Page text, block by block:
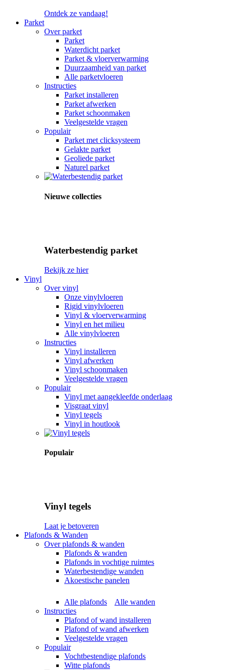
Ontdek ze vandaag!
Parket
Over parket
Parket
Waterdicht parket
Parket & vloerverwarming
Duurzaamheid van parket
Alle parketvloeren
Instructies
Parket installeren
Parket afwerken
Parket schoonmaken
Veelgestelde vragen
Populair
Parket met clicksysteem
Gelakte parket
Geoliede parket
Naturel parket
Nieuwe collecties
Waterbestendig parket
Bekijk ze hier
Vinyl
Over vinyl
Onze vinylvloeren
Rigid vinylvloeren
Vinyl & vloerverwarming
Vinyl en het milieu
Alle vinylvloeren
Instructies
Vinyl installeren
Vinyl afwerken
Vinyl schoonmaken
Veelgestelde vragen
Populair
Vinyl met aangekleefde onderlaag
Visgraat vinyl
Vinyl tegels
Vinyl in houtlook
Populair
Vinyl tegels
Laat je betoveren
Plafonds & Wanden
Over plafonds & wanden
Plafonds & wanden
Plafonds in vochtige ruimtes
Waterbestendige wanden
Akoestische panelen
Alle plafonds
Alle wanden
Instructies
Plafond of wand installeren
Plafond of wand afwerken
Veelgestelde vragen
Populair
Vochtbestendige plafonds
Witte plafonds